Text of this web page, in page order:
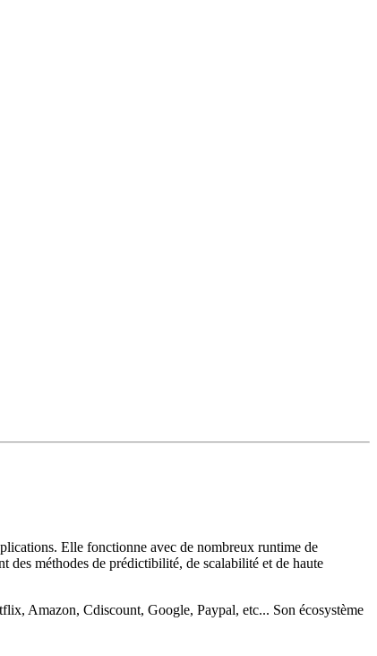
Elle fonctionne avec de nombreux runtime de
des méthodes de prédictibilité, de scalabilité et de haute
Amazon, Cdiscount, Google, Paypal, etc... Son écosystème